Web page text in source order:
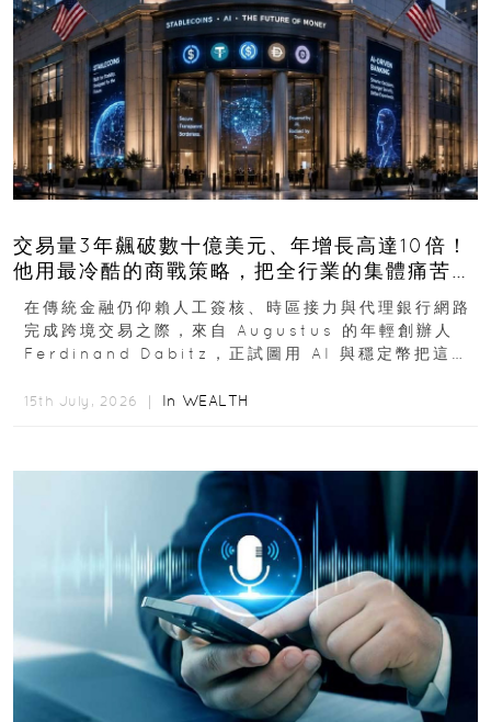
交易量3年飆破數十億美元、年增長高達10倍！
他用最冷酷的商戰策略，把全行業的集體痛苦榨
成百億金庫
在傳統金融仍仰賴人工簽核、時區接力與代理銀行網路
完成跨境交易之際，來自 Augustus 的年輕創辦人
Ferdinand Dabitz，正試圖用 AI 與穩定幣把這套
15th July, 2026 ｜ In WEALTH